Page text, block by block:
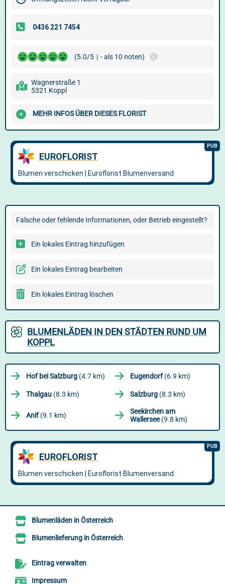
(5.0/5 | - als 10 noten)
Wagnerstraße 1
5321 Koppl
MEHR INFOS ÜBER DIESES FLORIST
Falsche oder fehlende Informationen, oder Betrieb eingestellt?
Ein lokales Eintrag hinzufügen
Ein lokales Eintrag bearbeiten
Ein lokales Eintrag löschen
BLUMENLÄDEN IN DEN STÄDTEN RUND UM
KOPPL
Hof bei Salzburg (4.7 km) Eugendorf(6.9 km)
Thalgau (8.3 km) Salzburg (8.3 km)
Anif(9.1 km)
Seekirchen am
Wallersee(9.8 km)
Blumenläden in Österreich
Blumenlieferung in Österreich
Eintrag verwalten
Impressum